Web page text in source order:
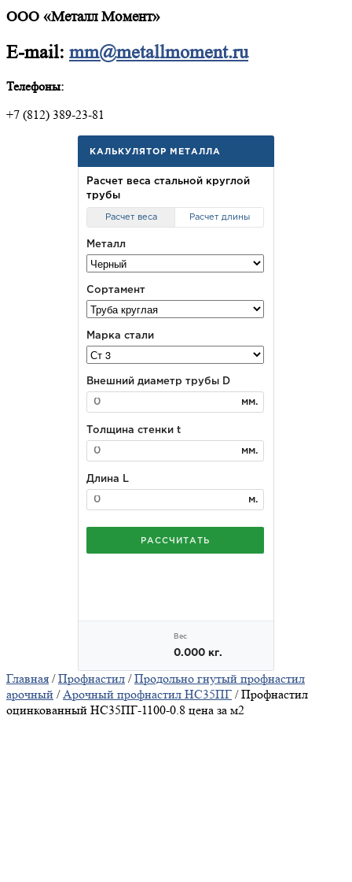
ООО «Металл Момент»
E-mail: mm@metallmoment.ru
Телефоны:
+7 (812) 389-23-81
Главная /Профнастил /Продольно гнутый профнастил
арочный /Арочный профнастил НС35ПГ / Профнастил
оцинкованный НС35ПГ-1100-0.8 цена за м2